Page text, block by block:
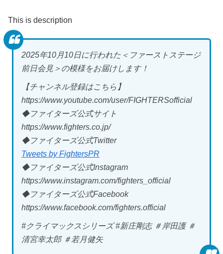
This is description
2025年10月10日に行われた＜ファーストステージ
前日会見＞の模様をお届けします！
【チャンネル登録はこちら】
https://www.youtube.com/user/FIGHTERSofficial
◆ファイターズ公式サイト
https://www.fighters.co.jp/
◆ファイターズ公式Twitter
Tweets by FightersPR
◆ファイターズ公式Instagram
https://www.instagram.com/fighters_official
◆ファイターズ公式Facebook
https://www.facebook.com/fighters.official
#クライマックスシリーズ #新庄剛志 ＃岸田護 ＃
清宮幸太郎 ＃若月健矢